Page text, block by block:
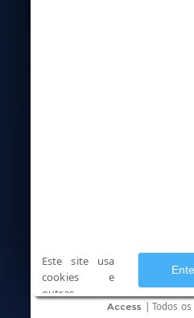
seu
Access Todos
Este site usa
cookies e
outras